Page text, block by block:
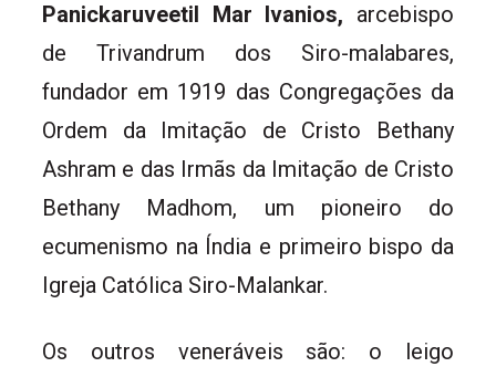
Panickaruveetil Mar Ivanios, arcebispo
de Trivandrum dos Siro-malabares,
fundador em 1919 das Congregações da
Ordem da Imitação de Cristo Bethany
Ashram e das Irmãs da Imitação de Cristo
Bethany Madhom, um pioneiro do
ecumenismo na Índia e primeiro bispo da
Igreja Católica Siro-Malankar.
Os outros veneráveis são: o leigo